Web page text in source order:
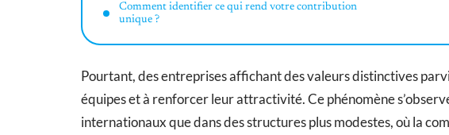
Comment identifier ce qui rend votre contribution
unique ?
Pourtant, des entreprises affichant des valeurs distinctives
équipes et à renforcer leur attractivité. Ce phénomène
internationaux que dans des structures plus modestes, où la